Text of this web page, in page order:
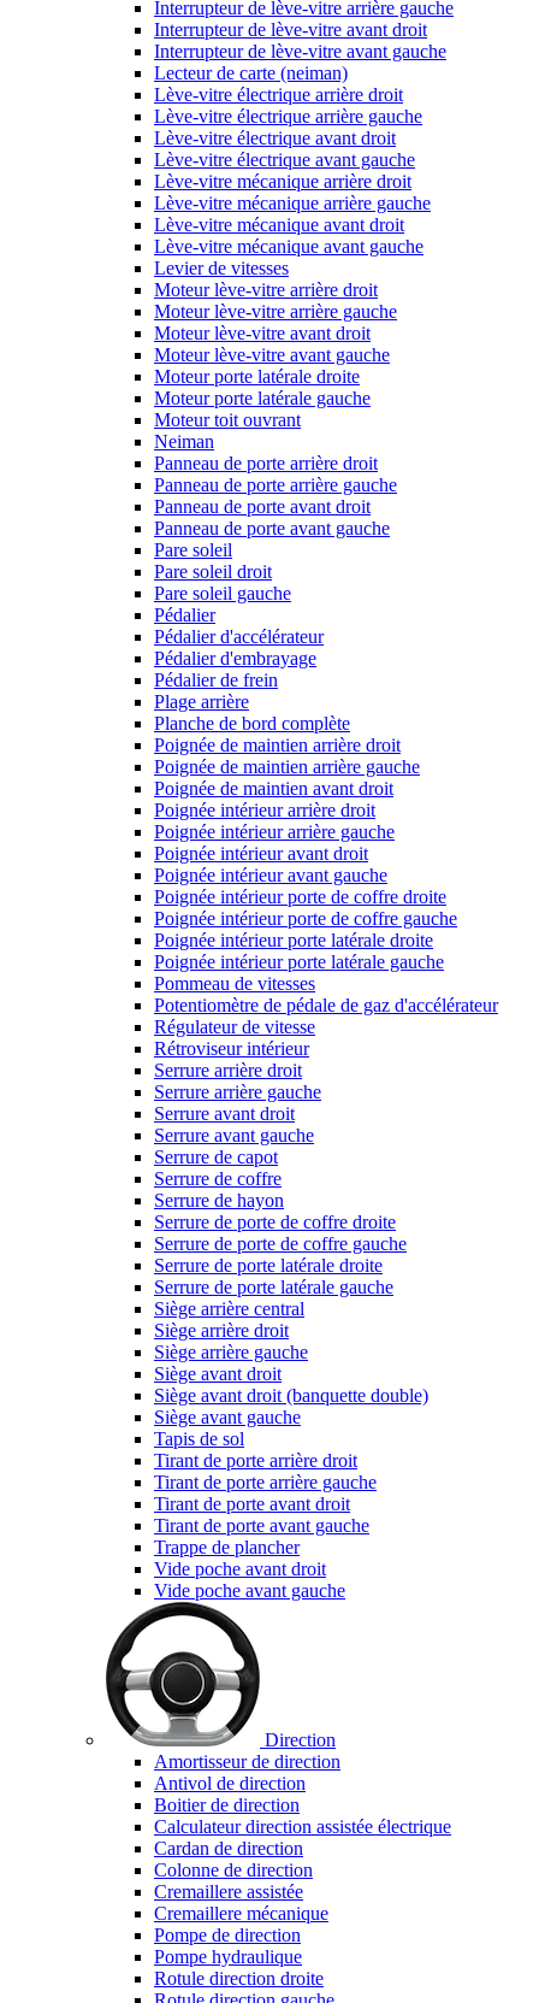
Interrupteur de lève-vitre arrière gauche
Interrupteur de lève-vitre avant droit
Interrupteur de lève-vitre avant gauche
Lecteur de carte (neiman)
Lève-vitre électrique arrière droit
Lève-vitre électrique arrière gauche
Lève-vitre électrique avant droit
Lève-vitre électrique avant gauche
Lève-vitre mécanique arrière droit
Lève-vitre mécanique arrière gauche
Lève-vitre mécanique avant droit
Lève-vitre mécanique avant gauche
Levier de vitesses
Moteur lève-vitre arrière droit
Moteur lève-vitre arrière gauche
Moteur lève-vitre avant droit
Moteur lève-vitre avant gauche
Moteur porte latérale droite
Moteur porte latérale gauche
Moteur toit ouvrant
Neiman
Panneau de porte arrière droit
Panneau de porte arrière gauche
Panneau de porte avant droit
Panneau de porte avant gauche
Pare soleil
Pare soleil droit
Pare soleil gauche
Pédalier
Pédalier d'accélérateur
Pédalier d'embrayage
Pédalier de frein
Plage arrière
Planche de bord complète
Poignée de maintien arrière droit
Poignée de maintien arrière gauche
Poignée de maintien avant droit
Poignée intérieur arrière droit
Poignée intérieur arrière gauche
Poignée intérieur avant droit
Poignée intérieur avant gauche
Poignée intérieur porte de coffre droite
Poignée intérieur porte de coffre gauche
Poignée intérieur porte latérale droite
Poignée intérieur porte latérale gauche
Pommeau de vitesses
Potentiomètre de pédale de gaz d'accélérateur
Régulateur de vitesse
Rétroviseur intérieur
Serrure arrière droit
Serrure arrière gauche
Serrure avant droit
Serrure avant gauche
Serrure de capot
Serrure de coffre
Serrure de hayon
Serrure de porte de coffre droite
Serrure de porte de coffre gauche
Serrure de porte latérale droite
Serrure de porte latérale gauche
Siège arrière central
Siège arrière droit
Siège arrière gauche
Siège avant droit
Siège avant droit (banquette double)
Siège avant gauche
Tapis de sol
Tirant de porte arrière droit
Tirant de porte arrière gauche
Tirant de porte avant droit
Tirant de porte avant gauche
Trappe de plancher
Vide poche avant droit
Vide poche avant gauche
Direction
Amortisseur de direction
Antivol de direction
Boitier de direction
Calculateur direction assistée électrique
Cardan de direction
Colonne de direction
Cremaillere assistée
Cremaillere mécanique
Pompe de direction
Pompe hydraulique
Rotule direction droite